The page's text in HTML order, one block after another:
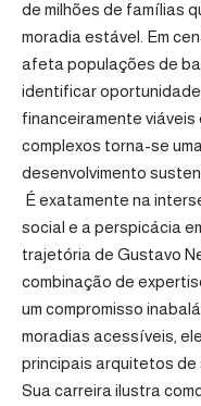
de milhões de famílias
moradia estável. Em
afeta populações de
identificar
financeiramente
complexos torna-se
desenvolvimento
É exatamente na
social e a perspicácia
trajetória de Gustavo
combinação de
um compromisso
moradias acessíveis,
principais arquitetos de
Sua carreira ilustra